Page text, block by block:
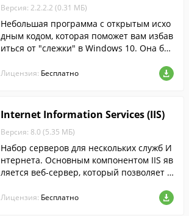
Версия: 2.2.2.2 (0.31 МБ)
Небольшая программа с открытым исхо
дным кодом, которая поможет вам избав
иться от "слежки" в Windows 10. Она бы
ры телеметрии, отвечающие за отслежи
Лицензия: Бесплатно
Internet Information Services (IIS)
Версия: 8.0 (5.35 МБ)
Набор серверов для нескольких служб И
нтернета. Основным компонентом IIS яв
ляется веб-сервер, который позволяет р
Лицензия: Бесплатно